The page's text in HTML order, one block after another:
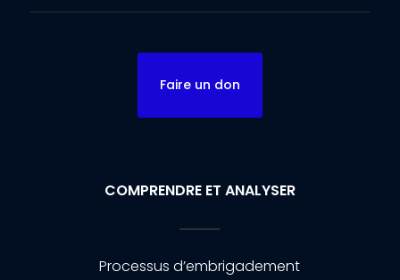
Faire un don
COMPRENDRE ET ANALYSER
Processus d’embrigadement